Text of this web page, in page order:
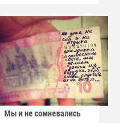
Мы и не сомневались